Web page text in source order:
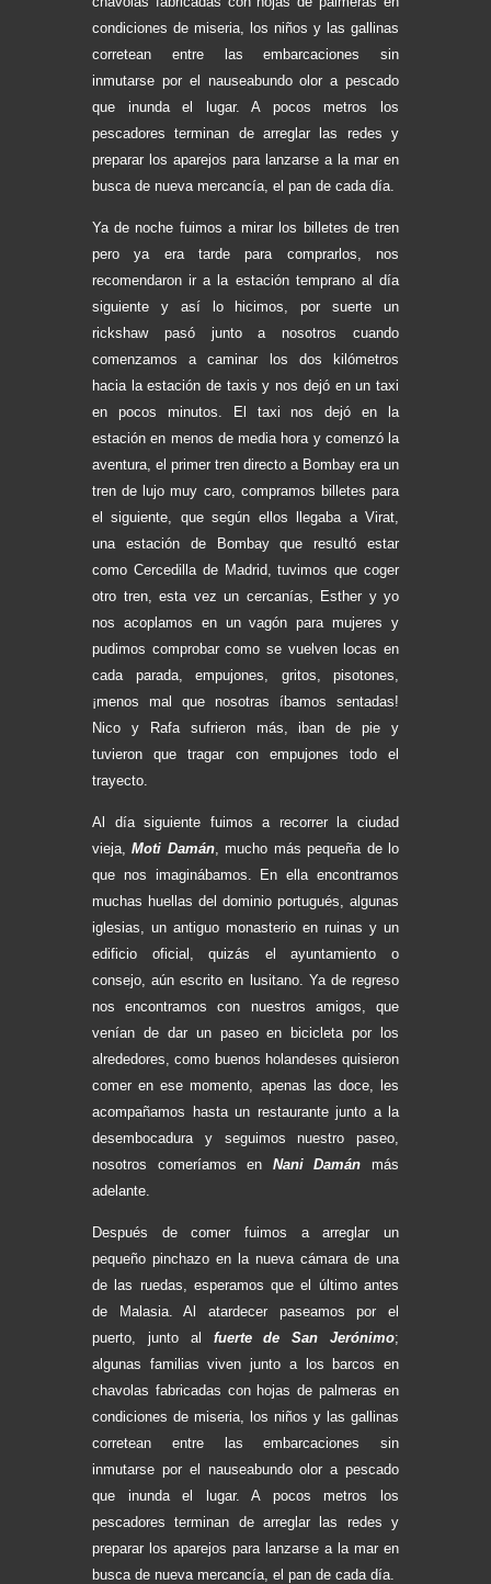
condiciones de miseria, los niños y las gallinas
corretean entre las embarcaciones sin
inmutarse por el nauseabundo olor a pescado
que inunda el lugar. A pocos metros los
pescadores terminan de arreglar las redes y
preparar los aparejos para lanzarse a la mar en
busca de nueva mercancía, el pan de cada día.
Ya de noche fuimos a mirar los billetes de tren
pero ya era tarde para comprarlos, nos
recomendaron ir a la estación temprano al día
siguiente y así lo hicimos, por suerte un
rickshaw pasó junto a nosotros cuando
comenzamos a caminar los dos kilómetros
hacia la estación de taxis y nos dejó en un taxi
en pocos minutos. El taxi nos dejó en la
estación en menos de media hora y comenzó la
aventura, el primer tren directo a Bombay era un
tren de lujo muy caro, compramos billetes para
el siguiente, que según ellos llegaba a Virat,
una estación de Bombay que resultó estar
como Cercedilla de Madrid, tuvimos que coger
otro tren, esta vez un cercanías, Esther y yo
nos acoplamos en un vagón para mujeres y
pudimos comprobar como se vuelven locas en
cada parada, empujones, gritos, pisotones,
¡menos mal que nosotras íbamos sentadas!
Nico y Rafa sufrieron más, iban de pie y
tuvieron que tragar con empujones todo el
trayecto.
Al día siguiente fuimos a recorrer la ciudad
vieja,Moti Damán, mucho más pequeña de lo
que nos imaginábamos. En ella encontramos
muchas huellas del dominio portugués, algunas
iglesias, un antiguo monasterio en ruinas y un
edificio oficial, quizás el ayuntamiento o
consejo, aún escrito en lusitano. Ya de regreso
nos encontramos con nuestros amigos, que
venían de dar un paseo en bicicleta por los
alrededores, como buenos holandeses quisieron
comer en ese momento, apenas las doce, les
acompañamos hasta un restaurante junto a la
desembocadura y seguimos nuestro paseo,
nosotros comeríamos en Nani Damán más
adelante.
Después de comer fuimos a arreglar un
pequeño pinchazo en la nueva cámara de una
de las ruedas, esperamos que el último antes
de Malasia. Al atardecer paseamos por el
puerto, junto al fuerte de San Jerónimo;
algunas familias viven junto a los barcos en
chavolas fabricadas con hojas de palmeras en
condiciones de miseria, los niños y las gallinas
corretean entre las embarcaciones sin
inmutarse por el nauseabundo olor a pescado
que inunda el lugar. A pocos metros los
pescadores terminan de arreglar las redes y
preparar los aparejos para lanzarse a la mar en
busca de nueva mercancía, el pan de cada día.